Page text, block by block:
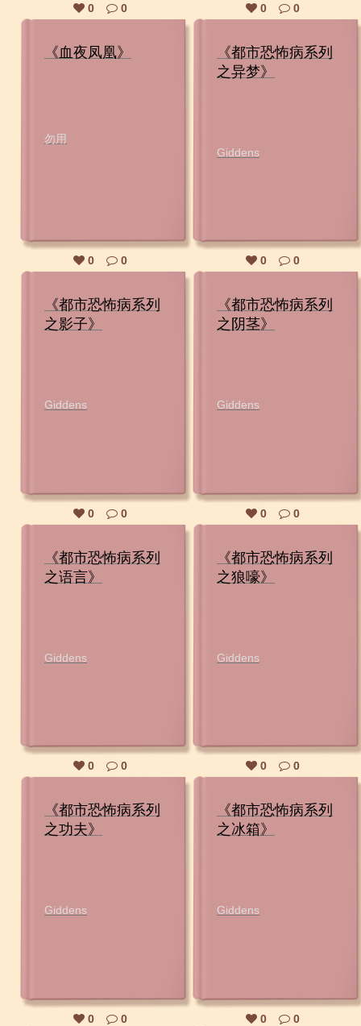
0 0 0 0
《血夜凤凰》
勿用
0 0
《都市恐怖病系列
之异梦》
Giddens
0 0
《都市恐怖病系列
之影子》
Giddens
0 0
《都市恐怖病系列
之阴茎》
Giddens
0 0
《都市恐怖病系列
之语言》
Giddens
0 0
《都市恐怖病系列
之狼嚎》
Giddens
0 0
《都市恐怖病系列
之功夫》
Giddens
0 0
《都市恐怖病系列
之冰箱》
Giddens
0 0